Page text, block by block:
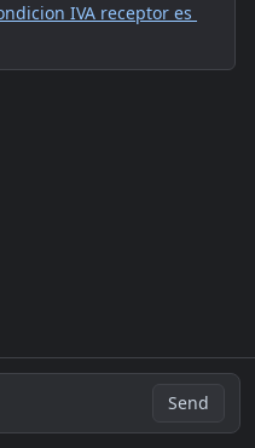
IVA receptor es
Send